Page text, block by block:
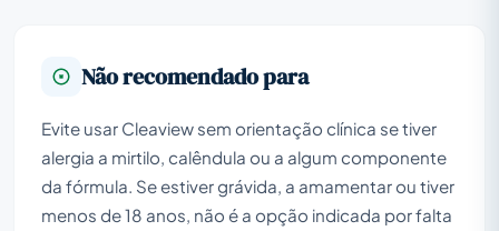
Não recomendado para
Evite usar Cleaview sem orientação clínica se tiver
alergia a mirtilo, calêndula ou a algum componente
da fórmula. Se estiver grávida, a amamentar ou tiver
menos de 18 anos, não é a opção indicada por falta